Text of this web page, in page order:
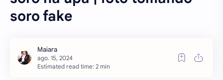
soro fake
Estimated read time: 2 min